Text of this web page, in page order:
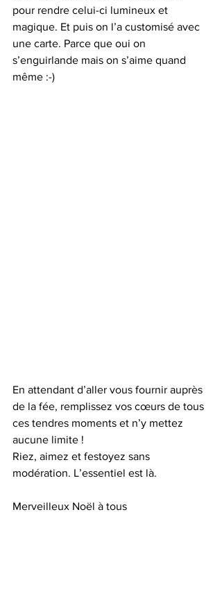
pour rendre celui-ci lumineux et
magique. Et puis on l’a customisé avec
une carte. Parce que oui on
s’enguirlande mais on s’aime quand
même :-)
En attendant d’aller vous fournir auprès
de la fée, remplissez vos cœurs de tous
ces tendres moments et n’y mettez
aucune limite !
Riez, aimez et festoyez sans
modération. L’essentiel est là.
Merveilleux Noël à tous